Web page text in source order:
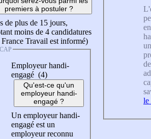
premiers à postuler ?
de plus de 15 jours,
moins de 4 candidatures
Travail est informé)
Employeur handi-
engagé (4)
Qu'est-ce qu'un
employeur handi-
engagé ?
Un employeur handi-
engagé est un
employeur reconnu
le